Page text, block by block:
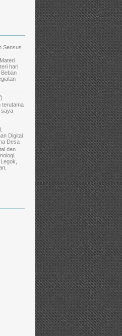
Sensus
hari
terutama
saya
Digital
Desa
dan